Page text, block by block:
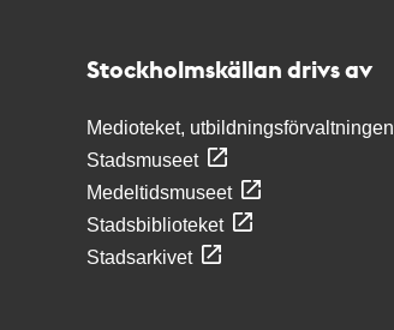
Stockholmskällan drivs av
Medioteket, utbildningsförvaltningen
Stadsmuseet
Medeltidsmuseet
Stadsbiblioteket
Stadsarkivet